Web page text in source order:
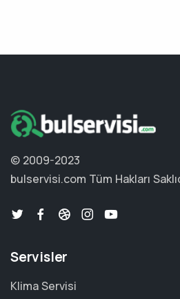
© 2009-2023
bulservisi.com Tüm Hakları
Servisler
Klima Servisi